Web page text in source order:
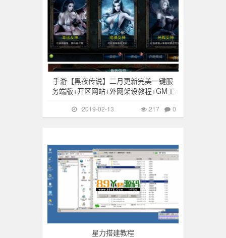
手游【黑夜传说】二月更新完美一键服
务端版+开区网站+外网架设教程+GM工
2019-02-13 0
217
星力搭建教程
游戏搭建 674